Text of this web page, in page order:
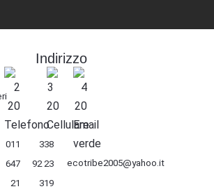
Indirizzo
011
647
21
338
92 23
319
ecotribe2005@yahoo.it